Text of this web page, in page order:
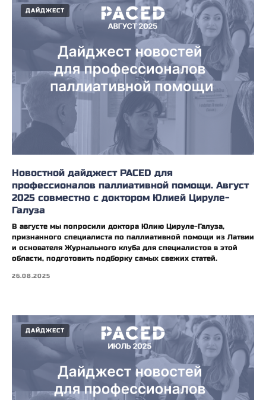
ДАЙДЖЕСТ
Новостной дайджест PACED для
профессионалов паллиативной помощи. Август
2025 совместно с доктором Юлией Цируле-
Галуза
В августе мы попросили доктора Юлию Цируле-Галуза,
признанного специалиста по паллиативной помощи из Латвии
и основателя Журнального клуба для специалистов в этой
области, подготовить подборку самых свежих статей.
26.08.2025
ДАЙДЖЕСТ